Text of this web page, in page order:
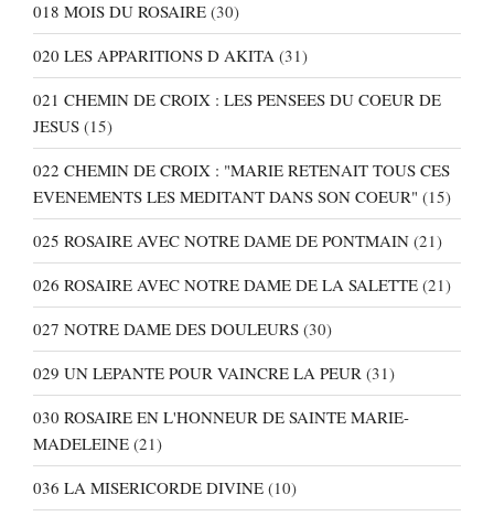
018 MOIS DU ROSAIRE (30)
020 LES APPARITIONS D AKITA (31)
021 CHEMIN DE CROIX : LES PENSEES DU COEUR DE
JESUS (15)
022 CHEMIN DE CROIX : "MARIE RETENAIT TOUS CES
EVENEMENTS LES MEDITANT DANS SON COEUR" (15)
025 ROSAIRE AVEC NOTRE DAME DE PONTMAIN (21)
026 ROSAIRE AVEC NOTRE DAME DE LA SALETTE (21)
027 NOTRE DAME DES DOULEURS (30)
029 UN LEPANTE POUR VAINCRE LA PEUR (31)
030 ROSAIRE EN L'HONNEUR DE SAINTE MARIE-
MADELEINE (21)
036 LA MISERICORDE DIVINE (10)